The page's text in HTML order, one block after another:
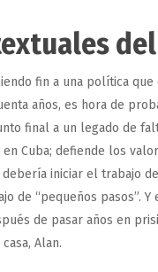
to close
fin a una política
años, es hora de
final a un legado de
Cuba; defiende los
iniciar el trabajo
de “pequeños pasos”.
de pasar años en
Alan.